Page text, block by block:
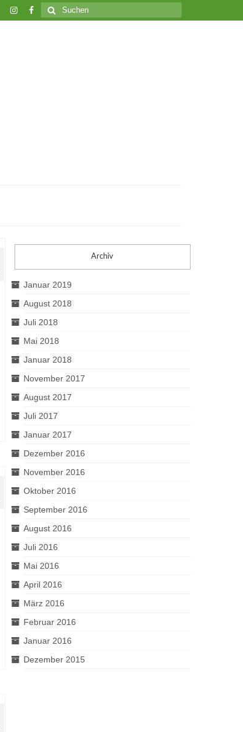
Suche
nach:
Archiv
Januar 2019
August 2018
Juli 2018
Mai 2018
Januar 2018
November 2017
August 2017
Juli 2017
Januar 2017
Dezember 2016
November 2016
Oktober 2016
September 2016
August 2016
Juli 2016
Mai 2016
April 2016
März 2016
Februar 2016
Januar 2016
Dezember 2015